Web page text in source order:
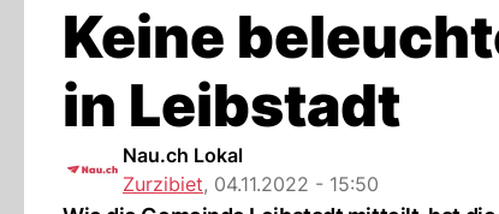
Keine
in Leibstadt
Nau.ch Lokal
Zurzibiet, 04.11.2022 - 15:50